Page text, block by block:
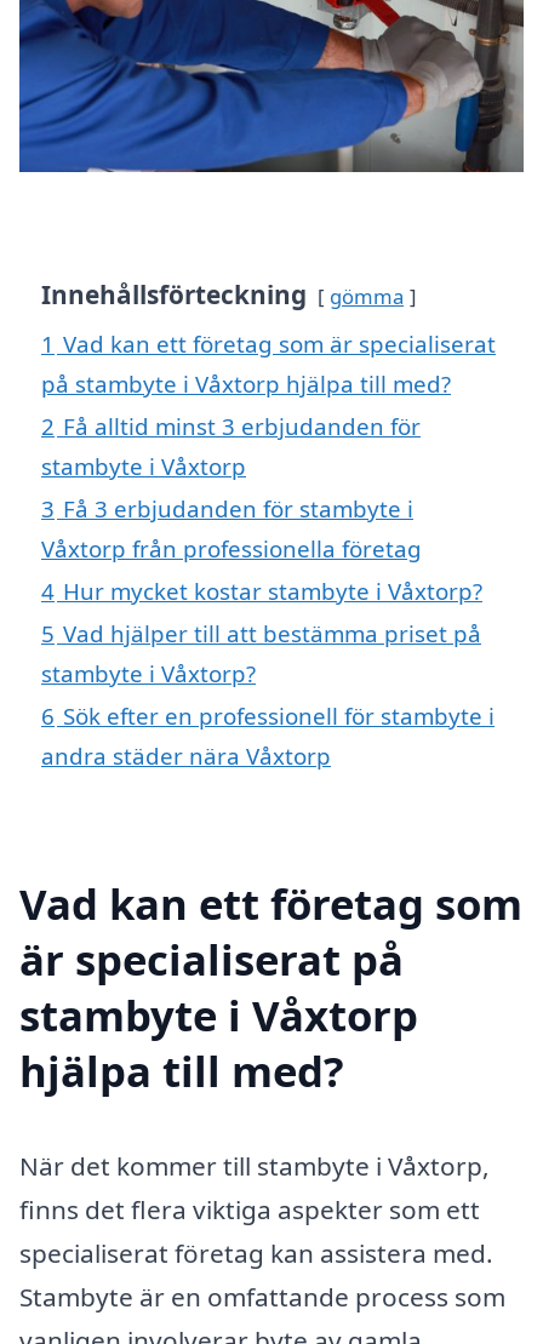
Innehållsförteckning gömma
1 Vad kan ett företag som är specialiserat
på stambyte i Våxtorp hjälpa till med?
2 Få alltid minst 3 erbjudanden för
stambyte i Våxtorp
3 Få 3 erbjudanden för stambyte i
Våxtorp från professionella företag
4 Hur mycket kostar stambyte i Våxtorp?
5 Vad hjälper till att bestämma priset på
stambyte i Våxtorp?
6 Sök efter en professionell för stambyte i
andra städer nära Våxtorp
Vad kan ett företag som
är specialiserat på
stambyte i Våxtorp
hjälpa till med?
När det kommer till stambyte i Våxtorp,
finns det flera viktiga aspekter som ett
specialiserat företag kan assistеra med.
Stambytе är en omfattande process som